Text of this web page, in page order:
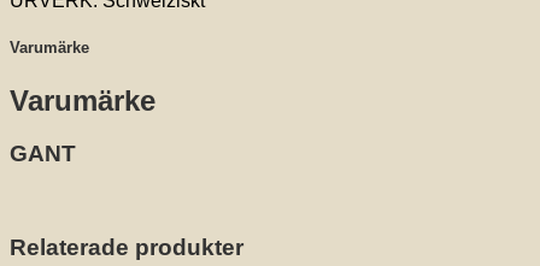
Varumärke
Varumärke
GANT
Relaterade produkter